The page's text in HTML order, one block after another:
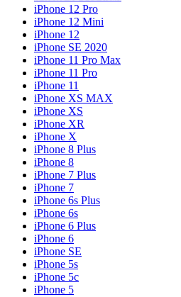
iPhone 12 Pro
iPhone 12 Mini
iPhone 12
iPhone SE 2020
iPhone 11 Pro Max
iPhone 11 Pro
iPhone 11
iPhone XS MAX
iPhone XS
iPhone XR
iPhone X
iPhone 8 Plus
iPhone 8
iPhone 7 Plus
iPhone 7
iPhone 6s Plus
iPhone 6s
iPhone 6 Plus
iPhone 6
iPhone SE
iPhone 5s
iPhone 5c
iPhone 5